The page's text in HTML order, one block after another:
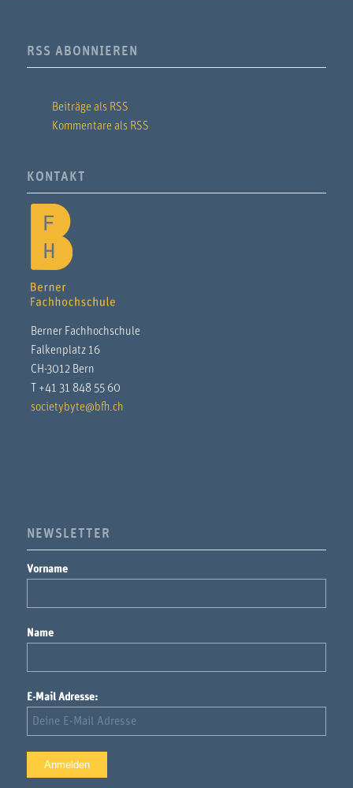
RSS ABONNIEREN
Beiträge als RSS
Kommentare als RSS
KONTAKT
Berner Fachhochschule
Falkenplatz 16
CH-3012 Bern
T +41 31 848 55 60
societybyte@bfh.ch
NEWSLETTER
Vorname
Name
E-Mail Adresse: